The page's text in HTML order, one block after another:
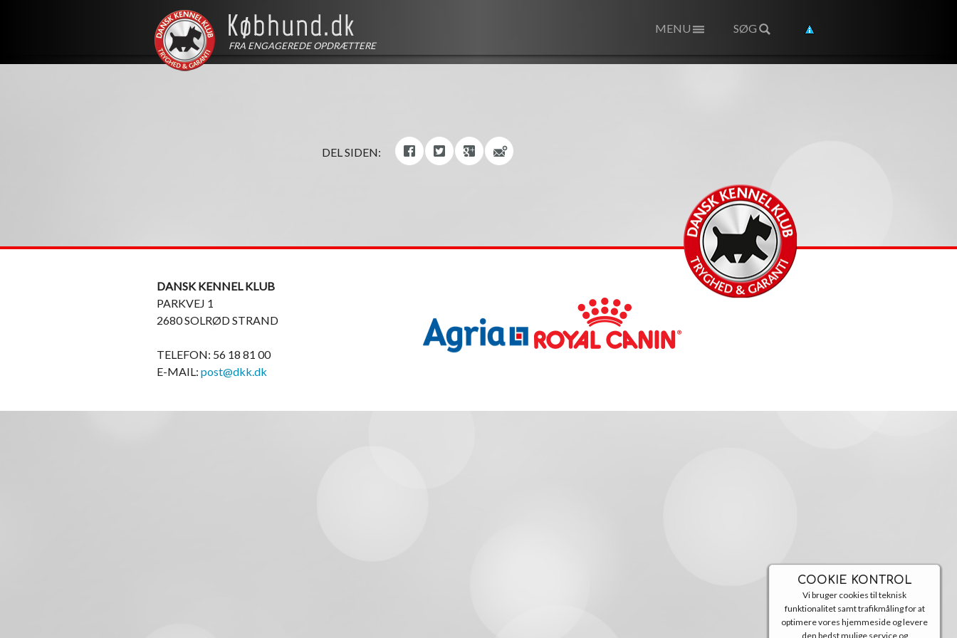
FRA ENGAGEREDE OPDRÆTTERE
SØG
MENU
COOKIE KONTROL
Vi bruger cookies til teknisk
funktionalitet samt trafikmåling for at
optimere vores hjemmeside og levere
den bedst mulige service og
DEL SIDEN:
DANSK KENNEL KLUB
PARKVEJ 1
2680 SOLRØD STRAND
TELEFON: 56 18 81 00
E-MAIL: post@dkk.dk